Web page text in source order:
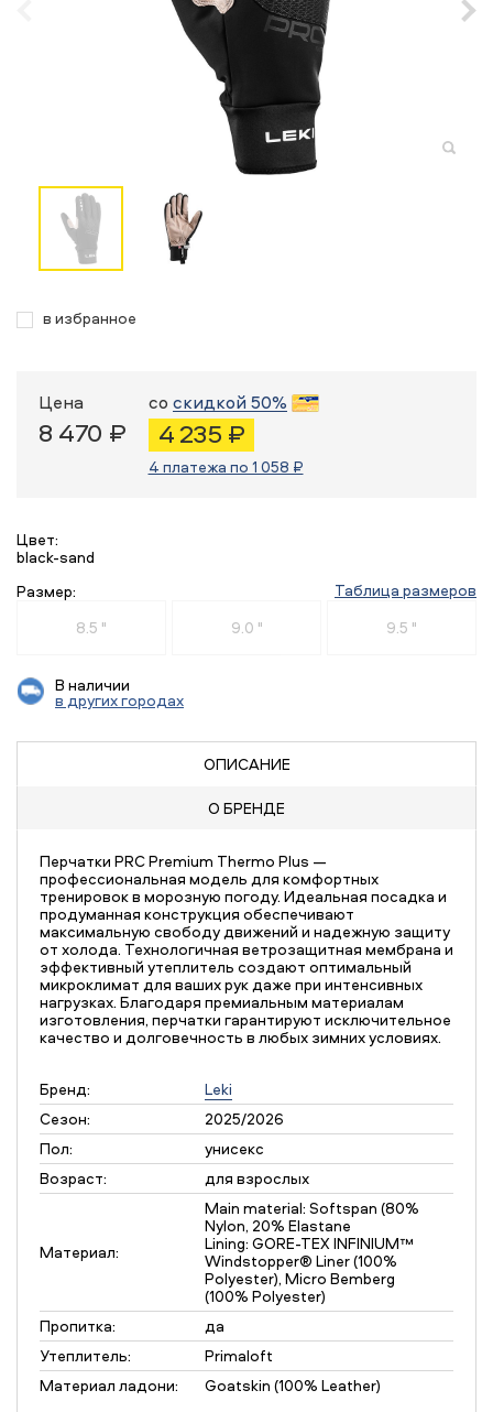
в избранное
Цена
8 470 ₽
со скидкой 50%
4 235 ₽
4 платежа по 1 058 ₽
Цвет:
black-sand
Размер:
Таблица размеров
8.5 "
9.0 " 9.5 "
В наличии
в других городах
ОПИСАНИЕ
О БРЕНДЕ
Перчатки PRC Premium Thermo Plus —
профессиональная модель для комфортных
тренировок в морозную погоду. Идеальная посадка и
продуманная конструкция обеспечивают
максимальную свободу движений и надежную защиту
от холода. Технологичная ветрозащитная мембрана и
эффективный утеплитель создают оптимальный
микроклимат для ваших рук даже при интенсивных
нагрузках. Благодаря премиальным материалам
изготовления, перчатки гарантируют исключительное
качество и долговечность в любых зимних условиях.
Бренд:
Leki
Сезон:
2025/2026
Пол:
унисекс
Возраст:
для взрослых
Материал:
Main material: Softspan (80%
Nylon, 20% Elastane
Lining: GORE-TEX INFINIUM™
Windstopper® Liner (100%
Polyester), Micro Bemberg
(100% Polyester)
Пропитка:
да
Утеплитель:
Primaloft
Материал ладони:
Goatskin (100% Leather)